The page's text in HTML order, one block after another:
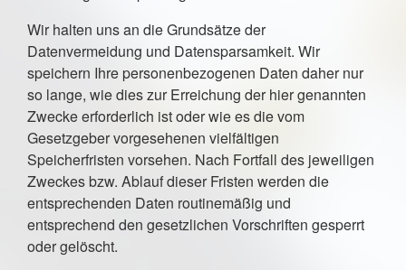
Wir halten uns an die Grundsätze der
Datenvermeidung und Datensparsamkeit. Wir
speichern Ihre personenbezogenen Daten daher nur
so lange, wie dies zur Erreichung der hier genannten
Zwecke erforderlich ist oder wie es die vom
Gesetzgeber vorgesehenen vielfältigen
Speicherfristen vorsehen. Nach Fortfall des jeweiligen
Zweckes bzw. Ablauf dieser Fristen werden die
entsprechenden Daten routinemäßig und
entsprechend den gesetzlichen Vorschriften gesperrt
oder gelöscht.